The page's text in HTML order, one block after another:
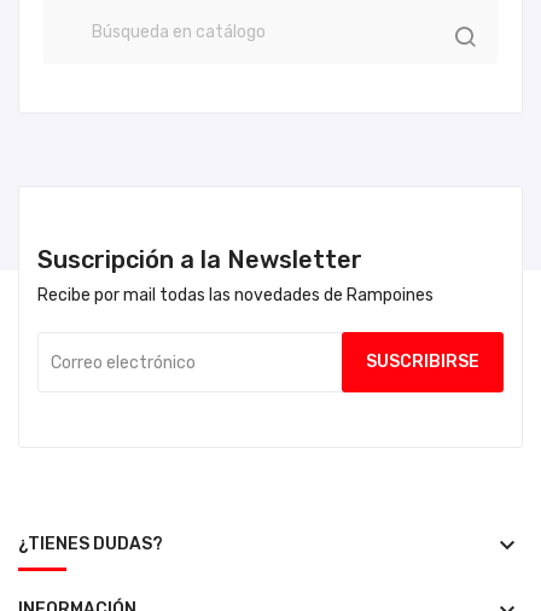
Suscripción a la Newsletter
Recibe por mail todas las novedades de Rampoines
¿TIENES DUDAS? keyboard_arrow_down